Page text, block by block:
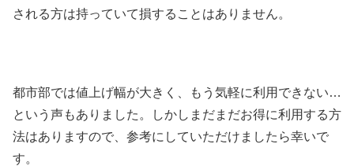
される方は持っていて損することはありません。
都市部では値上げ幅が大きく、もう気軽に利用できない…
という声もありました。しかしまだまだお得に利用する方
法はありますので、参考にしていただけましたら幸いで
す。